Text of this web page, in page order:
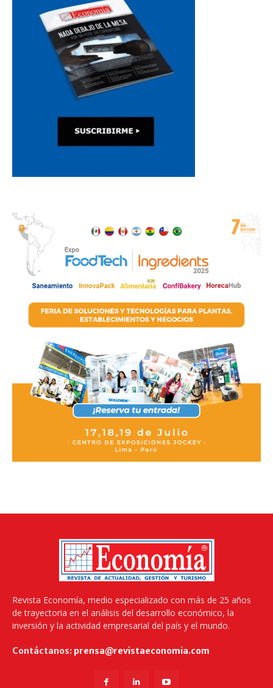
Revista Economía, medio especializado con más de 25 años
de trayectoria en el análisis del desarrollo económico, la
inversión y la actividad empresarial del país y el mundo.
Contáctanos: prensa@revistaeconomia.com